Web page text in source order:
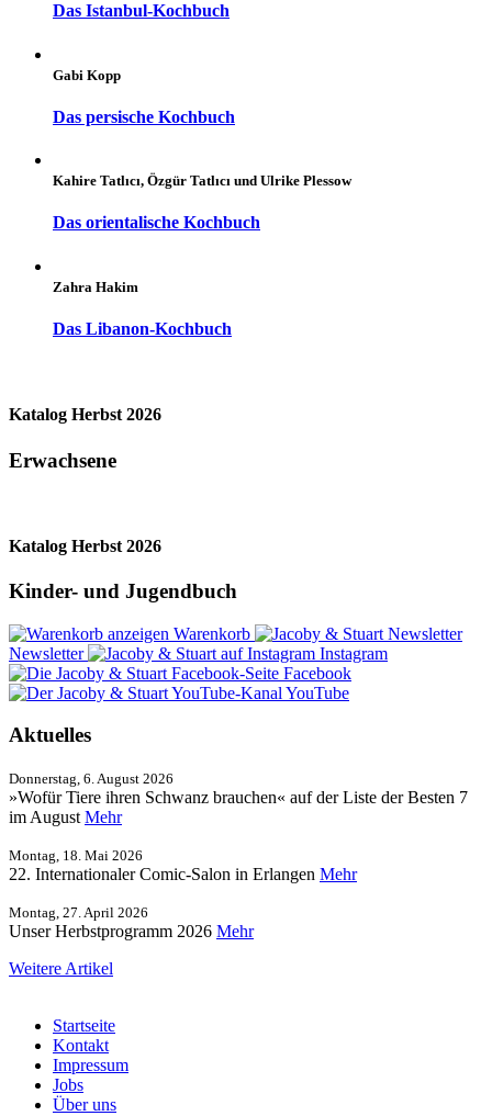
Das Istanbul-Kochbuch
Gabi Kopp
Das persische Kochbuch
Kahire Tatlıcı, Özgür Tatlıcı und Ulrike Plessow
Das orientalische Kochbuch
Zahra Hakim
Das Libanon-Kochbuch
Katalog Herbst 2026
Erwachsene
Katalog Herbst 2026
Kinder- und Jugendbuch
Warenkorb
Newsletter
Instagram
Facebook
YouTube
Aktuelles
Donnerstag, 6. August 2026
»Wofür Tiere ihren Schwanz brauchen« auf der Liste der Besten 7
im August Mehr
Montag, 18. Mai 2026
22. Internationaler Comic-Salon in Erlangen Mehr
Montag, 27. April 2026
Unser Herbstprogramm 2026 Mehr
Weitere Artikel
Startseite
Kontakt
Impressum
Jobs
Über uns